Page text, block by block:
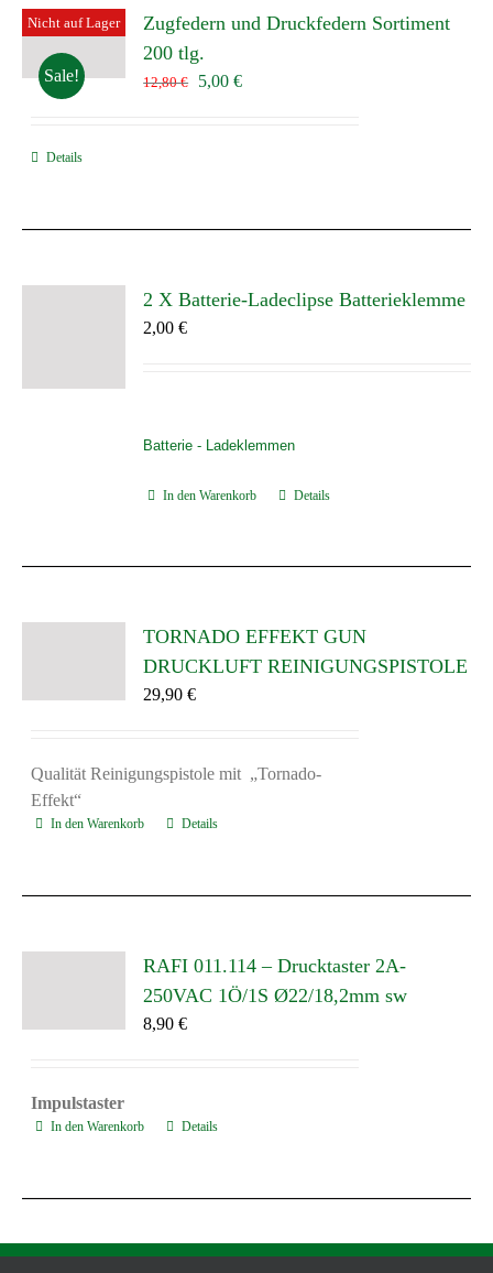
Nicht auf Lager
Sale!
Zugfedern und Druckfedern Sortiment
200 tlg.
12,80€
Ursprünglicher
5,00€Aktueller
Details
2 X Batterie-Ladeclipse Batterieklemme
2,00€
Batterie - Ladeklemmen
In den Warenkorb Details
TORNADO EFFEKT GUN
DRUCKLUFT REINIGUNGSPISTOLE
29,90€
Qualität Reinigungspistole mit „Tornado-
Effekt“
In den Warenkorb Details
RAFI 011.114 – Drucktaster 2A-
250VAC 1Ö/1S Ø22/18,2mm sw
8,90€
Impulstaster
In den Warenkorb Details